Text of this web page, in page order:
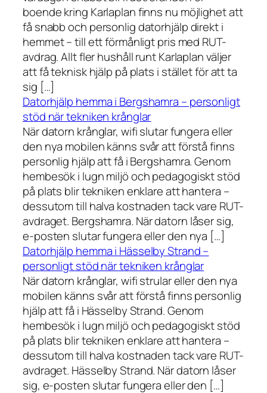
boende kring Karlaplan finns nu möjlighet att
få snabb och personlig datorhjälp direkt i
hemmet – till ett förmånligt pris med RUT-
avdrag. Allt fler hushåll runt Karlaplan väljer
att få teknisk hjälp på plats i stället för att ta
sig […]
Datorhjälp hemma i Bergshamra – personligt
stöd när tekniken krånglar
När datorn krånglar, wifi slutar fungera eller
den nya mobilen känns svår att förstå finns
personlig hjälp att få i Bergshamra. Genom
hembesök i lugn miljö och pedagogiskt stöd
på plats blir tekniken enklare att hantera –
dessutom till halva kostnaden tack vare RUT-
avdraget. Bergshamra. När datorn låser sig,
e-posten slutar fungera eller den nya […]
Datorhjälp hemma i Hässelby Strand –
personligt stöd när tekniken krånglar
När datorn krånglar, wifi strular eller den nya
mobilen känns svår att förstå finns personlig
hjälp att få i Hässelby Strand. Genom
hembesök i lugn miljö och pedagogiskt stöd
på plats blir tekniken enklare att hantera –
dessutom till halva kostnaden tack vare RUT-
avdraget. Hässelby Strand. När datorn låser
sig, e-posten slutar fungera eller den […]